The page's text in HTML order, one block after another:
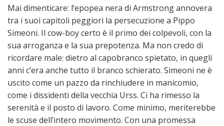
Mai dimenticare: l’epopea nera di Arm­strong annovera
tra i suoi capitoli peggiori la persecuzione a Pippo
Simeoni. Il cow-boy certo è il primo dei colpevoli, con la
sua arroganza e la sua prepotenza. Ma non credo di
ricordare male: dietro al capobranco spietato, in quegli
anni c’era anche tutto il branco schierato. Simeoni ne è
uscito come un pazzo da rinchiudere in manicomio,
come i dissidenti della vecchia Urss. Ci ha rimesso la
serenità e il posto di lavoro. Come minimo, meriterebbe
le scuse dell’intero mo­vi­mento. Con una promessa